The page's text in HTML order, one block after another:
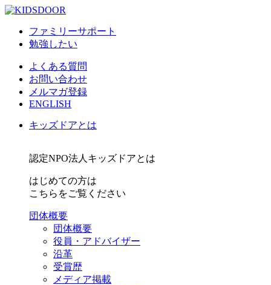
ファミリーサポート
勉強したい
よくある質問
お問い合わせ
メルマガ登録
ENGLISH
キッズドアとは
認定NPO法人キッズドアとは
はじめての方は
こちらをご覧ください
団体概要
団体概要
役員・アドバイザー
沿革
受賞歴
メディア掲載